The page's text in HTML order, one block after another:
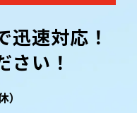
速対応！
さい！